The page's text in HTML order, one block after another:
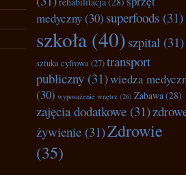
medyczny(30) superfoods (31)
szkoła (40) szpital (31)
sztuka cyfrowa(27)transport
publiczny (31)wiedza
(30) wyposażenie wnętrz (26) Zabawa(28)
zajęcia dodatkowe (31)
żywienie (31)Zdrowie
(35)